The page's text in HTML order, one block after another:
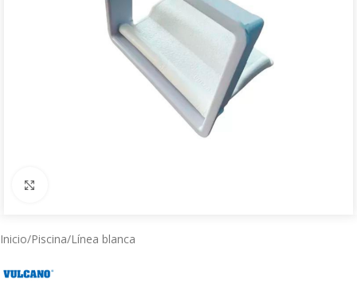
Inicio/Piscina/Línea blanca